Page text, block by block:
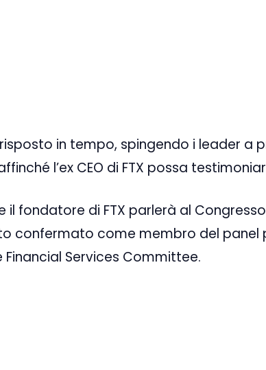
risposto in tempo, spingendo i leader a
l’ex CEO di FTX possa
il fondatore di FTX parlerà al
confermato come membro del panel
Financial Services Committee.